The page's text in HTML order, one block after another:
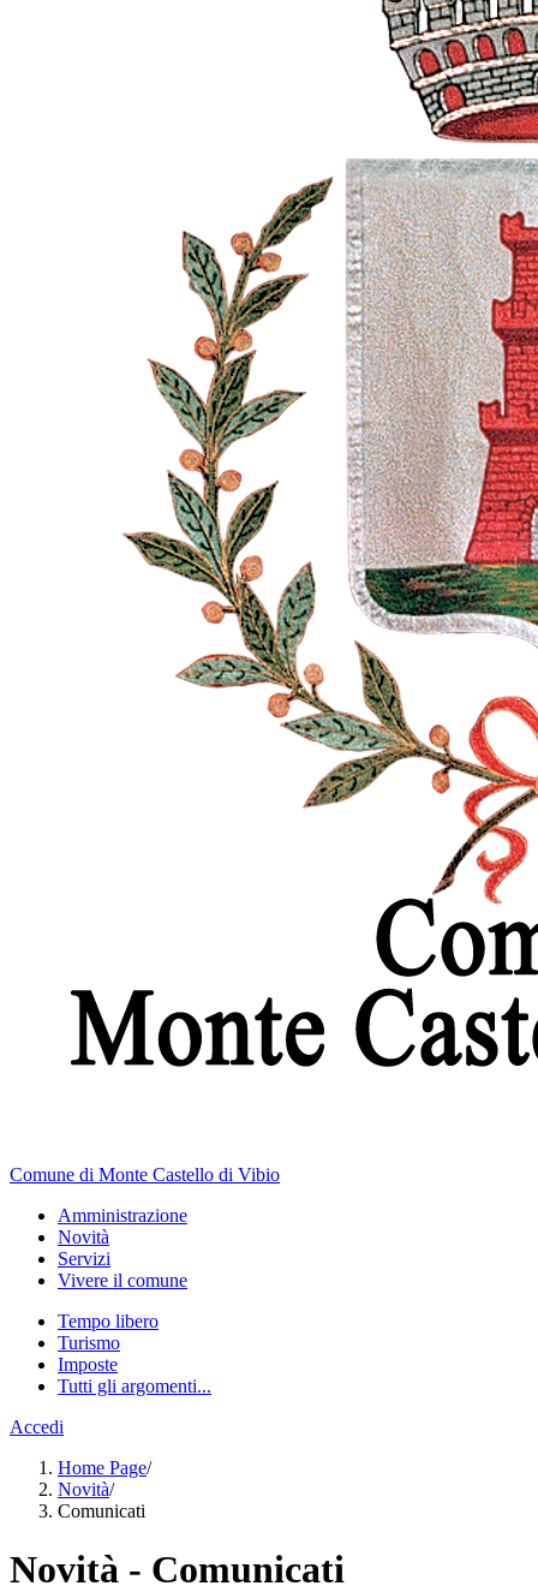
Comune di Monte Castello di Vibio
Amministrazione
Novità
Servizi
Vivere il comune
Tempo libero
Turismo
Imposte
Tutti gli argomenti...
Accedi
Home Page/
Novità/
Comunicati
Novità - Comunicati